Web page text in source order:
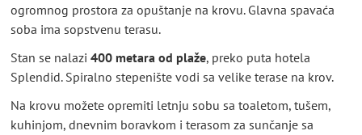
ogromnog prostora za opuštanje na krovu. Glavna spavaća
soba ima sopstvenu terasu.
Stan se nalazi 400 metara od plaže, preko puta hotela
Splendid. Spiralno stepenište vodi sa velike terase na krov.
Na krovu možete opremiti letnju sobu sa toaletom, tušem,
kuhinjom, dnevnim boravkom i terasom za sunčanje sa